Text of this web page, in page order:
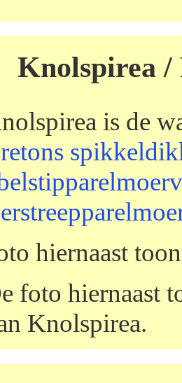
Knolspirea
is de
hiernaast
foto hiernaast
Knolspirea.